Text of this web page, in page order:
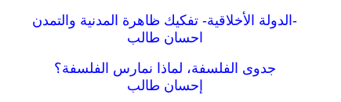
-الدولة الأخلاقية- تفكيك ظاهرة المدنية والتمدن
احسان طالب
جدوى الفلسفة، لماذا نمارس الفلسفة؟
إحسان طالب